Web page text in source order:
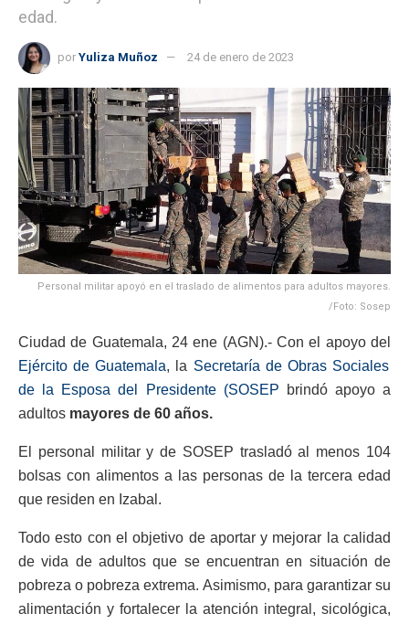
edad.
por Yuliza Muñoz 24 de enero de 2023
Personal militar apoyó en el traslado de alimentos para adultos mayores.
/Foto: Sosep
Ciudad de Guatemala, 24 ene (AGN).- Con el apoyo del
Ejército de Guatemala, la Secretaría de Obras Sociales
de la Esposa del Presidente (SOSEP brindó apoyo a
adultos mayores de 60 años.
El personal militar y de SOSEP trasladó al menos 104
bolsas con alimentos a las personas de la tercera edad
que residen en Izabal.
Todo esto con el objetivo de aportar y mejorar la calidad
de vida de adultos que se encuentran en situación de
pobreza o pobreza extrema. Asimismo, para garantizar su
alimentación y fortalecer la atención integral, sicológica,